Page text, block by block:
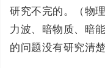
研究不完的。（物
力波、暗物质、暗
的问题没有研究清楚